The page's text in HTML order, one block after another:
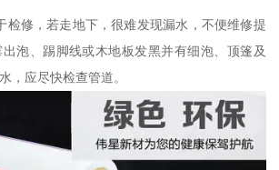
检修，若走地下，很难发现漏水，不便维修提
泡、踢脚线或木地板发黑并有细泡、顶篷及
，应尽快检查管道。